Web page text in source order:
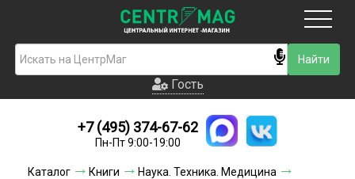
Гость
Новинки
Условия доставки
Гость
+7 (495) 374-67-62
Пн-Пт 9:00-19:00
Каталог Книги
Наука. Техника. Медицина